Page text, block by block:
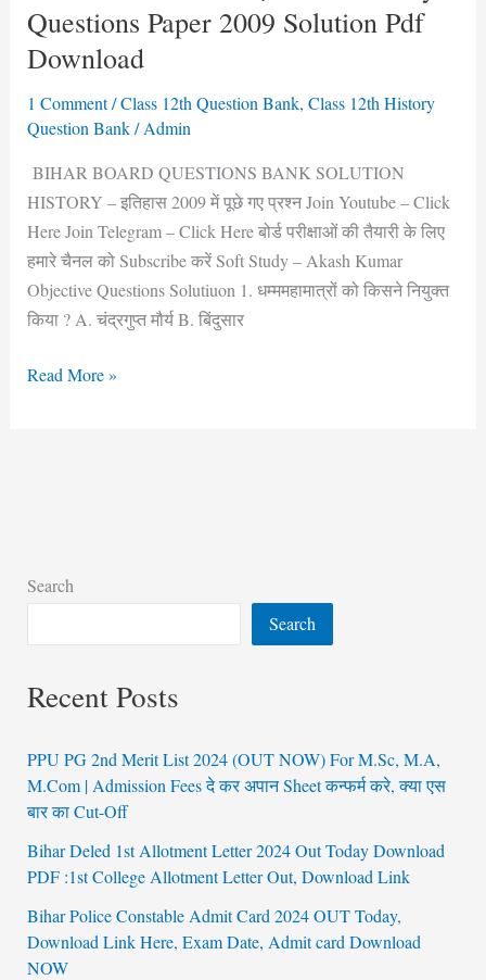
Questions Paper 2009 Solution Pdf
Download
1 Comment /Class 12th Question Bank, Class 12th History
Question Bank/Admin
BIHAR BOARD QUESTIONS BANK SOLUTION
HISTORY – इतिहास 2009 में पूछे गए प्रश्न Join Youtube – Click
Here Join Telegram – Click Here बोर्ड परीक्षाओं की तैयारी के लिए
हमारे चैनल को Subscribe करें Soft Study – Akash Kumar
Objective Questions Solutiuon 1. धम्ममहामात्रों को किसने नियुक्त
किया ? A. चंद्रगुप्त मौर्य B. बिंदुसार
2009
Solution
Pdf
Download
Read More »
Search
Search
Recent Posts
PPU PG 2nd Merit List 2024 (OUT NOW) For M.Sc, M.A,
M.Com | Admission Fees दे कर अपान Sheet कन्फर्म करे, क्या एस
बार का Cut-Off
Bihar Deled 1st Allotment Letter 2024 Out Today Download
PDF :1st College Allotment Letter Out, Download Link
Bihar Police Constable Admit Card 2024 OUT Today,
Download Link Here, Exam Date, Admit card Download
NOW